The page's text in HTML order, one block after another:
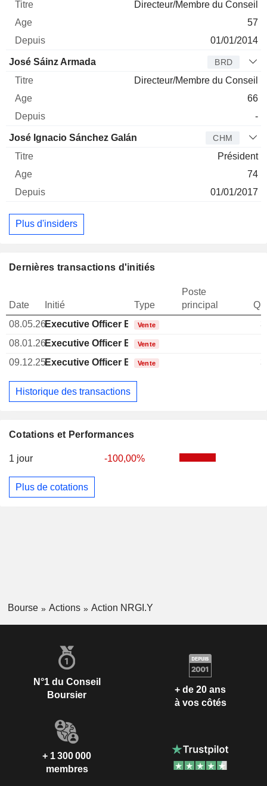
Cotations et Performances
1 jour -100,00%
Plus de cotations
Directeur/Membre du Conseil
57
01/01/2014
José Sáinz Armada BRD
Directeur/Membre du Conseil
66
-
José Ignacio Sánchez Galán CHM
Président
74
01/01/2017
Plus d'insiders
Dernières transactions d'initiés
Date Initié Type
Poste
principal
08.05.26Executive Officer Brazilian
Vente
08.01.26Executive Officer Brazilian
Vente
09.12.25Executive Officer Brazilian
Vente
Historique des transactions
Bourse Actions Action NRGI.Y
N°1 du Conseil
Boursier
+ de 20 ans
à vos côtés
+ 1 300 000
membres